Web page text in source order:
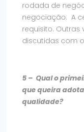
rodada de
negociação. A
requisito.
discutidas com
5 – Qual o
que queira
qualidade?